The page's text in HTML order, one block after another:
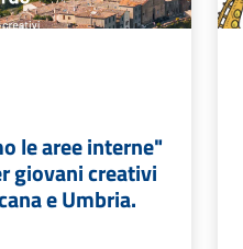
le aree interne"
giovani creativi
e Umbria.